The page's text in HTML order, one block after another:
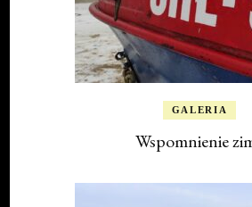
GALERIA
Wspomnienie